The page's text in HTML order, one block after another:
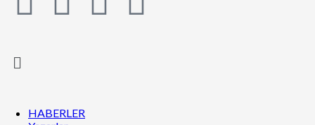
HABERLER